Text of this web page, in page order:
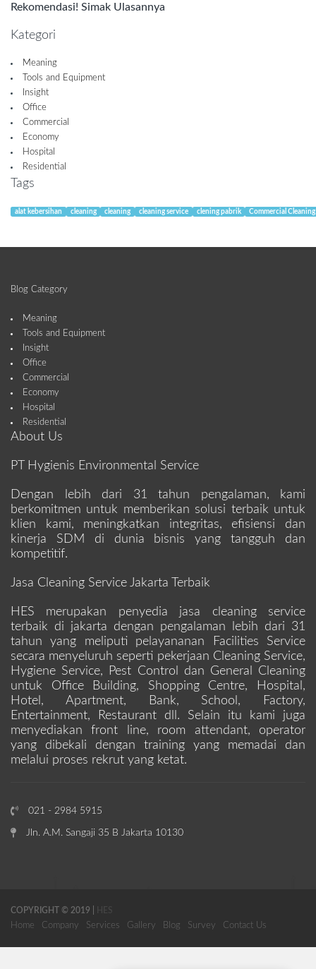
Rekomendasi! Simak Ulasannya
Kategori
Meaning
Tools and Equipment
Insight
Office
Commercial
Economy
Hospital
Residential
Tags
alat kebersihan cleaning cleaning cleaning service clening pabrik Commercial Cleaning
Blog Category
Meaning
Tools and Equipment
Insight
Office
Commercial
Economy
Hospital
Residential
About Us
PT Hygienis Environmental Service
Dengan lebih dari 31 tahun pengalaman, kami
berkomitmen untuk memberikan solusi terbaik untuk
klien kami, meningkatkan integritas, efisiensi dan
kinerja SDM di dunia bisnis yang tangguh dan
kompetitif.
Jasa Cleaning Service Jakarta Terbaik
HES merupakan penyedia jasa cleaning service
terbaik di jakarta dengan pengalaman lebih dari 31
tahun yang meliputi pelayananan Facilities Service
secara menyeluruh seperti pekerjaan Cleaning Service,
Hygiene Service, Pest Control dan General Cleaning
untuk Office Building, Shopping Centre, Hospital,
Hotel, Apartment, Bank, School, Factory,
Entertainment, Restaurant dll. Selain itu kami juga
menyediakan front line, room attendant, operator
yang dibekali dengan training yang memadai dan
melalui proses rekrut yang ketat.
021 - 2984 5915
Jln. A.M. Sangaji 35 B Jakarta 10130
COPYRIGHT © 2019 |
Home Company Services Gallery Blog Survey Contact Us